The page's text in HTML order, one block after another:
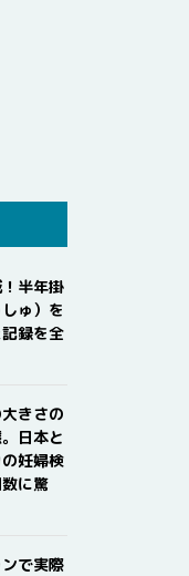
半年掛
ゅ）を
録を全
きさの
日本と
妊婦検
に驚
で実際